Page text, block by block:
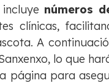
números
clínicas,
A
lo que
página para